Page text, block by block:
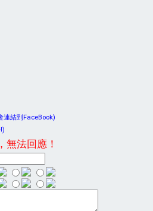
連結到FaceBook)
無法回應！